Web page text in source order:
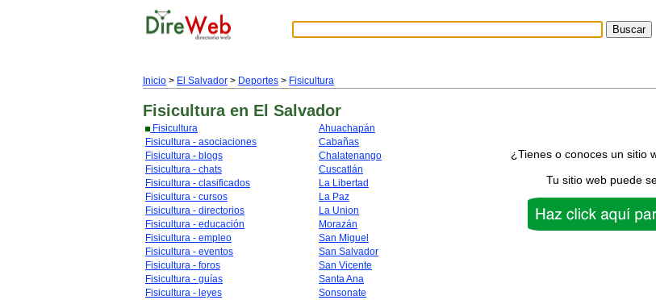
Inicio > El Salvador > Deportes > Fisicultura
Fisicultura en El Salvador
Fisicultura
Fisicultura - asociaciones
Fisicultura - blogs
Fisicultura - chats
Fisicultura - clasificados
Fisicultura - cursos
Fisicultura - directorios
Fisicultura - educación
Fisicultura - empleo
Fisicultura - eventos
Fisicultura - foros
Fisicultura - guías
Fisicultura - leyes
Ahuachapán
Cabañas
Chalatenango
Cuscatlán
La Libertad
La Paz
La Union
Morazán
San Miguel
San Salvador
San Vicente
Santa Ana
Sonsonate
¿Tienes o conoces un sitio
Tu sitio web puede